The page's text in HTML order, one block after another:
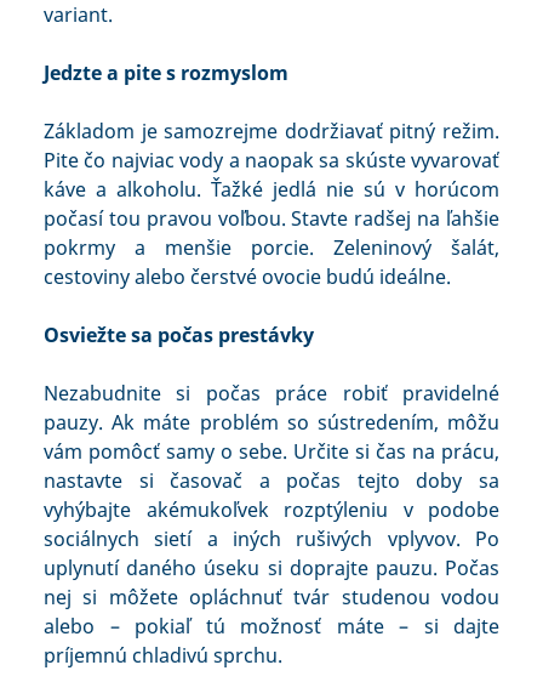
variant.
Jedzte a pite s rozmyslom
Základom je samozrejme dodržiavať pitný režim.
Pite čo najviac vody a naopak sa skúste vyvarovať
káve a alkoholu. Ťažké jedlá nie sú v horúcom
počasí tou pravou voľbou. Stavte radšej na ľahšie
pokrmy a menšie porcie. Zeleninový šalát,
cestoviny alebo čerstvé ovocie budú ideálne.
Osviežte sa počas prestávky
Nezabudnite si počas práce robiť pravidelné
pauzy. Ak máte problém so sústredením, môžu
vám pomôcť samy o sebe. Určite si čas na prácu,
nastavte si časovač a počas tejto doby sa
vyhýbajte akémukoľvek rozptýleniu v podobe
sociálnych sietí a iných rušivých vplyvov. Po
uplynutí daného úseku si doprajte pauzu. Počas
nej si môžete opláchnuť tvár studenou vodou
alebo – pokiaľ tú možnosť máte – si dajte
príjemnú chladivú sprchu.